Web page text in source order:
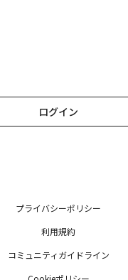
ログイン
プライバシーポリシー
利用規約
コミュニティガイドライン